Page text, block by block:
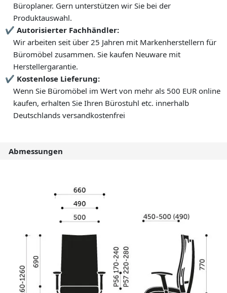
Büroplaner. Gern unterstützen wir Sie bei der
Produktauswahl.
Autorisierter Fachhändler:
Wir arbeiten seit über 25 Jahren mit Markenherstellern für
Büromöbel zusammen. Sie kaufen Neuware mit
Herstellergarantie.
Kostenlose Lieferung:
Wenn Sie Büromöbel im Wert von mehr als 500 EUR online
kaufen, erhalten Sie Ihren Bürostuhl etc. innerhalb
Deutschlands versandkostenfrei
Abmessungen